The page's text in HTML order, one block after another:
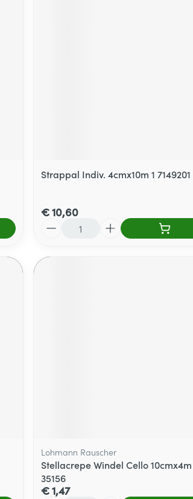
Strappal Indiv. 4cmx10m 1 7149201
€ 10,60
Lohmann Rauscher
Stellacrepe Windel Cello 10cmx4m
35156
€ 1,47